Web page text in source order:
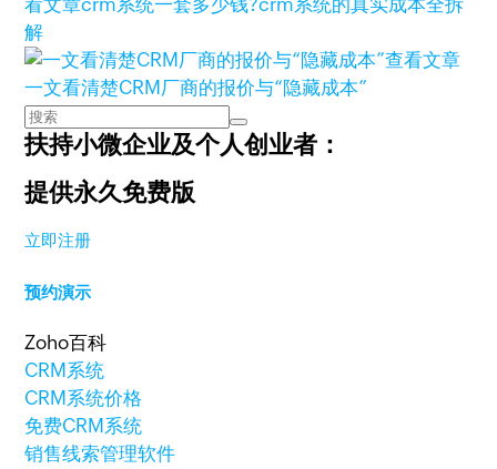
看文章crm系统一套多少钱?crm系统的真实成本全拆
解
查看文章
一文看清楚CRM厂商的报价与“隐藏成本”
扶持小微企业及个人创业者：
提供永久免费版
立即注册
预约演示
Zoho百科
CRM系统
CRM系统价格
免费CRM系统
销售线索管理软件